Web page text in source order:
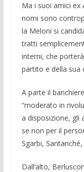
Ma i suoi amici
nomi sono
la Me­loni si
tratti
interni, che
partito e della sua
A parte il
“moderato in
a disposizione, gli
se non per il
Sgarbi,
Dall’alto,